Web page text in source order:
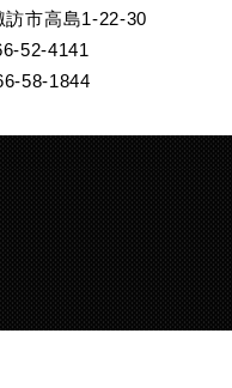
訪市高島1-22-30
52-4141
58-1844